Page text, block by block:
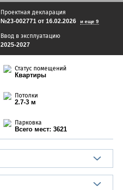
Проектная декларация
№23-002771 от 16.02.2026
и еще 9
Ввод в эксплуатацию
2025-2027
Статус помещений
Квартиры
Потолки
2.7-3 м
Парковка
Всего мест: 3621